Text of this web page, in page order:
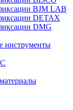
BJM LAB
DETAX
DMG
инструменты